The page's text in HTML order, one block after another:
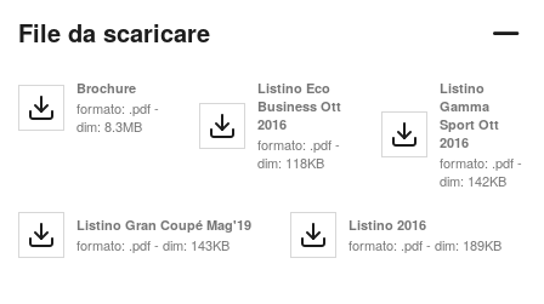
File da scaricare
Brochure
formato: .pdf -
dim: 8.3MB
Listino Eco
Business Ott
2016
formato: .pdf -
dim: 118KB
Listino
Gamma
Sport Ott
2016
formato: .pdf -
dim: 142KB
Listino Gran Coupé Mag'19
formato: .pdf - dim: 143KB
Listino 2016
formato: .pdf - dim: 189KB